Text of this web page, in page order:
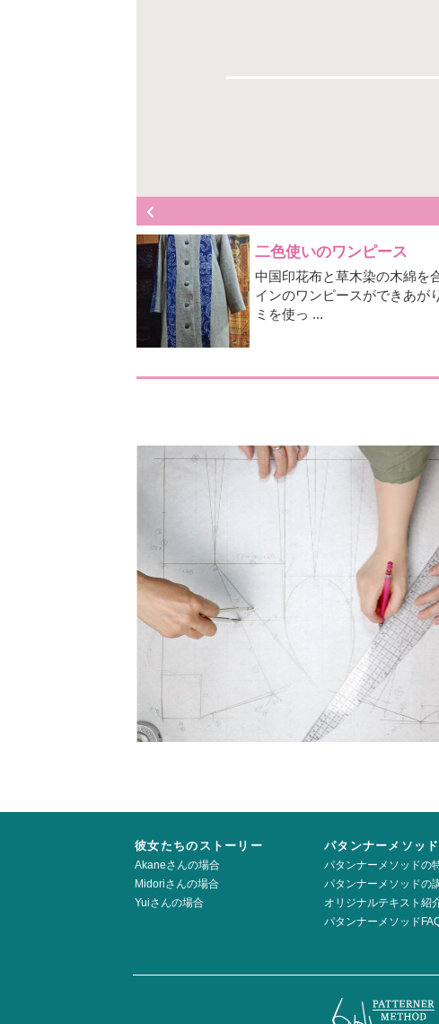
二色使いのワンピース
中国印花布と草木染の木綿を
インのワンピースができあが
ミを使っ ...
彼女たちのストーリー
Akaneさんの場合
Midoriさんの場合
Yuiさんの場合
パタンナーメソッ
パタンナーメソッドの
パタンナーメソッドの
オリジナルテキスト紹
パタンナーメソッド